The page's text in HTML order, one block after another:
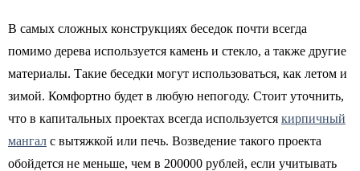
В самых сложных конструкциях беседок почти всегда
помимо дерева используется камень и стекло, а также другие
материалы. Такие беседки могут использоваться, как летом и
зимой. Комфортно будет в любую непогоду. Стоит уточнить,
что в капитальных проектах всегда используется кирпичный
мангал с вытяжкой или печь. Возведение такого проекта
обойдется не меньше, чем в 200000 рублей, если учитывать